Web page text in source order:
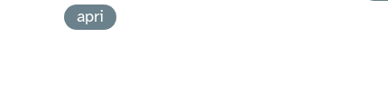
apri